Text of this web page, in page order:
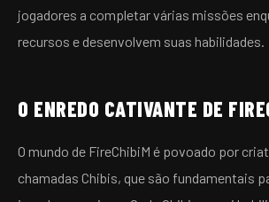
jogadores a completar várias missões
recursos e desenvolvem suas habilidades.
O ENREDO CATIVANTE DE
O mundo de FireChibiM é povoado por
chamadas Chibis, que são fundamentais